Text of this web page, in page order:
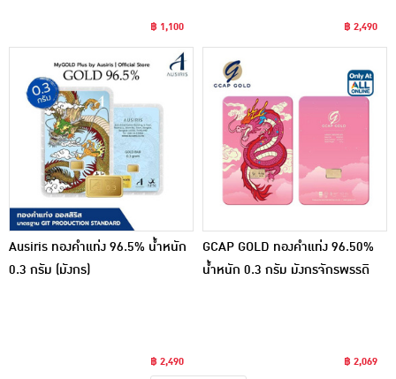
฿ 1,100 ฿ 2,490
Ausiris ทองคำแท่ง 96.5% น้ำหนัก
0.3 กรัม (มังกร)
฿ 2,490
GCAP GOLD ทองคำแท่ง 96.50%
น้ำหนัก 0.3 กรัม มังกรจักรพรรดิ
฿ 2,069